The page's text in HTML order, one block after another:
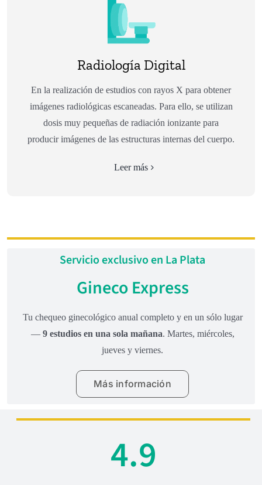
Radiología Digital
En la realización de estudios con rayos X para obtener
imágenes radiológicas escaneadas. Para ello, se utilizan
dosis muy pequeñas de radiación ionizante para
producir imágenes de las estructuras internas del cuerpo.
Leer más
Servicio exclusivo en La Plata
Gineco Express
Tu chequeo ginecológico anual completo y en un sólo lugar
— 9 estudios en una sola mañana. Martes, miércoles,
jueves y viernes.
Más información
4.9